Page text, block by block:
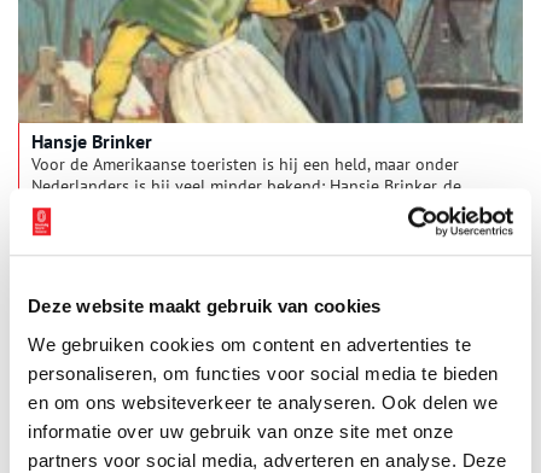
Deze website maakt gebruik van cookies
We gebruiken cookies om content en advertenties te
personaliseren, om functies voor social media te bieden
en om ons websiteverkeer te analyseren. Ook delen we
informatie over uw gebruik van onze site met onze
partners voor social media, adverteren en analyse. Deze
Hansje Brinker
Voor de Amerikaanse toeristen is hij een held, maar onder
Nederlanders is hij veel minder bekend: Hansje Brinker, de
jongen die zijn vinger in een dijk stopte en zo Nederland
redde. Dat Hansje nooit bestaan heeft, is niet belangrijk. En
wist je dat hij eigenlijk de creatie is van de Amerikaans
In 1950 kreeg Hansje een welverdiend monument op de
Woerdersluis in Spaarndam.